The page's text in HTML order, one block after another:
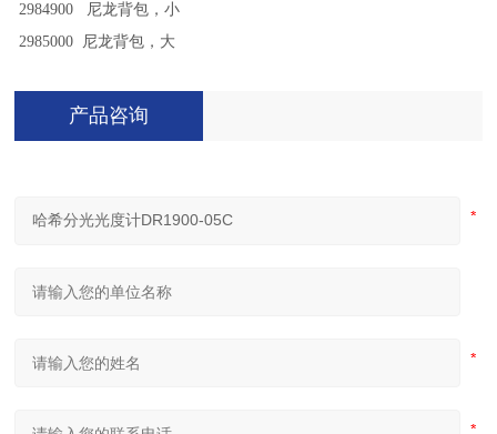
2984900
尼龙背包，小
2985000 尼龙背包，大
产品咨询